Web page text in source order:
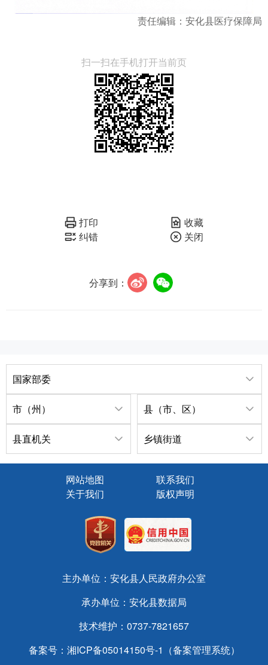
责任编辑：安化县医疗保障局
扫一扫在手机打开当前页
打印
收藏
纠错
关闭
分享到：
国家部委
市（州） 县（市、区）
县直机关 乡镇街道
网站地图
联系我们
关于我们
版权声明
主办单位：安化县人民政府办公室
承办单位：安化县数据局
技术维护：0737-7821657
备案号： 湘ICP备05014150号-1（备案管理系统）